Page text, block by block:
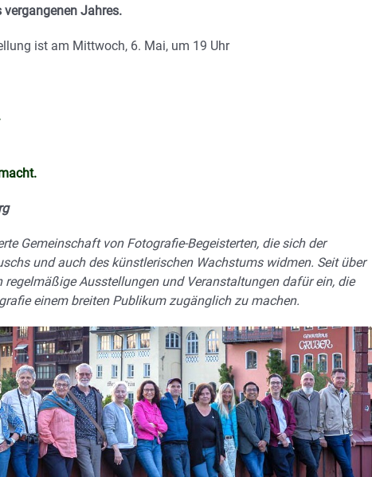
Jahres.
ist am Mittwoch, 6. Mai, um 19 Uhr
Gemeinschaft von Fotografie-Begeisterten, die sich der
und auch des künstlerischen Wachstums widmen. Seit über
regelmäßige Ausstellungen und Veranstaltungen dafür ein, die
einem breiten Publikum zugänglich zu machen.